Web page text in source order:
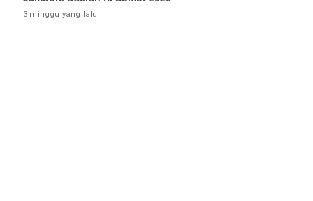
3 minggu yang lalu